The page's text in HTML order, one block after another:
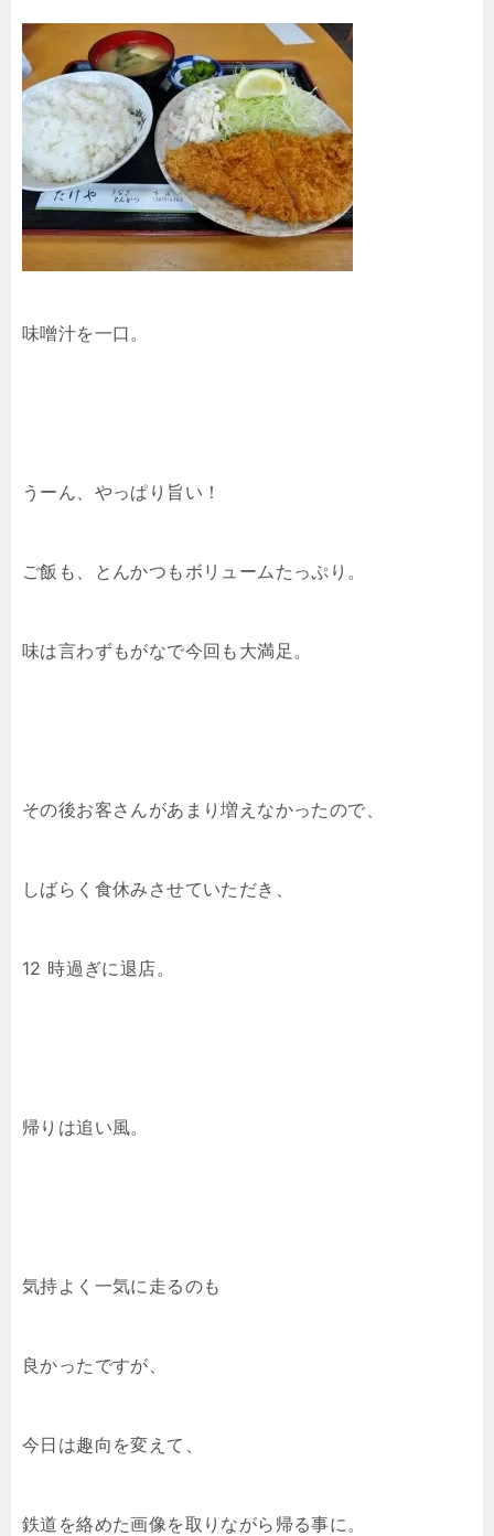
味噌汁を一口。
うーん、やっぱり旨い！
ご飯も、とんかつもボリュームたっぷり。
味は言わずもがなで今回も大満足。
その後お客さんがあまり増えなかったので、
しばらく食休みさせていただき、
12 時過ぎに退店。
帰りは追い風。
気持よく一気に走るのも
良かったですが、
今日は趣向を変えて、
鉄道を絡めた画像を取りながら帰る事に。